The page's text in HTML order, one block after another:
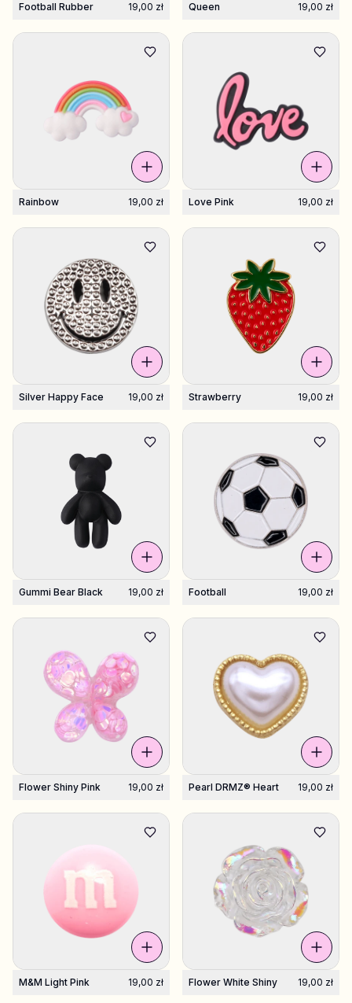
Football Rubber 19,00 zł Queen 19,00 zł
Rainbow 19,00 zł Love Pink 19,00 zł
Silver Happy Face 19,00 zł Strawberry 19,00 zł
Gummi Bear Black 19,00 zł Football 19,00 zł
Flower Shiny Pink 19,00 zł Pearl DRMZ® Heart 19,00 zł
M&M Light Pink 19,00 zł Flower White Shiny 19,00 zł